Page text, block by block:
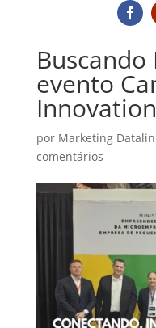
evento
por Marketing
comentários